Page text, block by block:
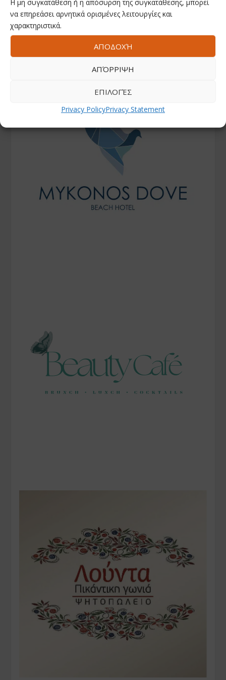
Η μη συγκατάθεση ή η απόσυρση της συγκατάθεσης, μπορεί
να επηρεάσει αρνητικά ορισμένες λειτουργίες και
χαρακτηριστικά.
ΑΠΟΔΟΧΉ
ΑΠΌΡΡΙΨΗ
ΕΠΙΛΟΓΈΣ
Privacy PolicyPrivacy Statement